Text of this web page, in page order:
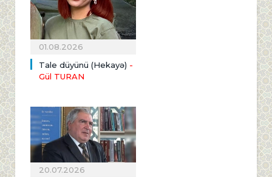
01.08.2026
Tale düyünü (Hekayə) -
Gül TURAN
20.07.2026